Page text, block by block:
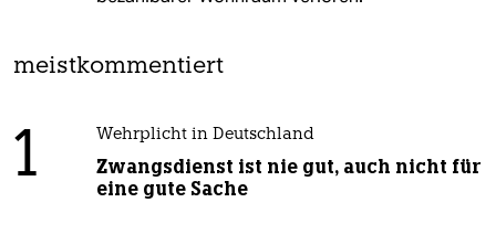
meistkommentiert
1 Wehrplicht in Deutschland
Zwangsdienst ist nie gut, auch nicht für
eine gute Sache